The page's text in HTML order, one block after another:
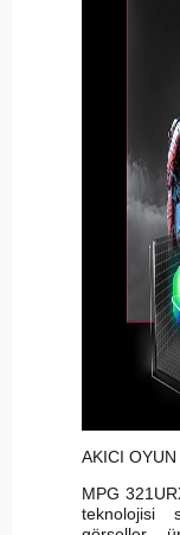
AKICI
MPG
teknolojisi